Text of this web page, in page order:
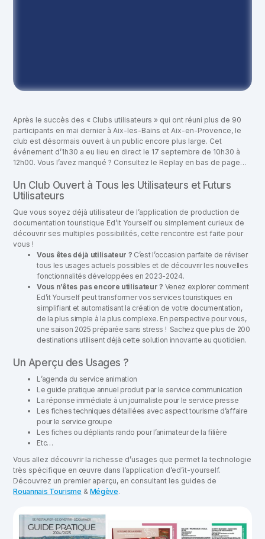
Après le succès des « Clubs utilisateurs » qui ont réuni plus de 90
participants en mai dernier à Aix-les-Bains et Aix-en-Provence, le
club est désormais ouvert à un public encore plus large. Cet
événement d’1h30 a eu lieu en direct le 17 septembre de 10h30 à
12h00. Vous l’avez manqué ? Consultez le Replay en bas de page…
Un Club Ouvert à Tous les Utilisateurs et Futurs
Utilisateurs
Que vous soyez déjà utilisateur de l’application de production de
documentation touristique Ed’it Yourself ou simplement curieux de
découvrir ses multiples possibilités, cette rencontre est faite pour
vous !
Vous êtes déjà utilisateur ? C’est l’occasion parfaite de réviser
tous les usages actuels possibles et de découvrir les nouvelles
fonctionnalités développées en 2023-2024.
Vous n’êtes pas encore utilisateur ? Venez explorer comment
Ed’it Yourself peut transformer vos services touristiques en
simplifiant et automatisant la création de votre documentation,
de la plus simple à la plus complexe. En perspective pour vous,
une saison 2025 préparée sans stress ! Sachez que plus de 200
destinations utilisent déjà cette solution innovante au quotidien.
Un Aperçu des Usages ?
L’agenda du service animation
Le guide pratique annuel produit par le service communication
La réponse immédiate à un journaliste pour le service presse
Les fiches techniques détaillées avec aspect tourisme d’affaire
pour le service groupe
Les fiches ou dépliants rando pour l’animateur de la filière
Etc…
Vous allez découvrir la richesse d’usages que permet la technologie
très spécifique en œuvre dans l’application d’ed’it-yourself.
Découvrez un premier aperçu, en consultant les guides de
Rouannais Tourisme & Mégève.